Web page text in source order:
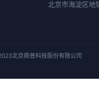
北京市海淀区地
北京鼎普科技股份有限公司